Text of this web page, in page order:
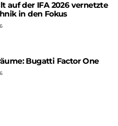
auf der IFA 2026 vernetzte
in den Fokus
Bugatti Factor One